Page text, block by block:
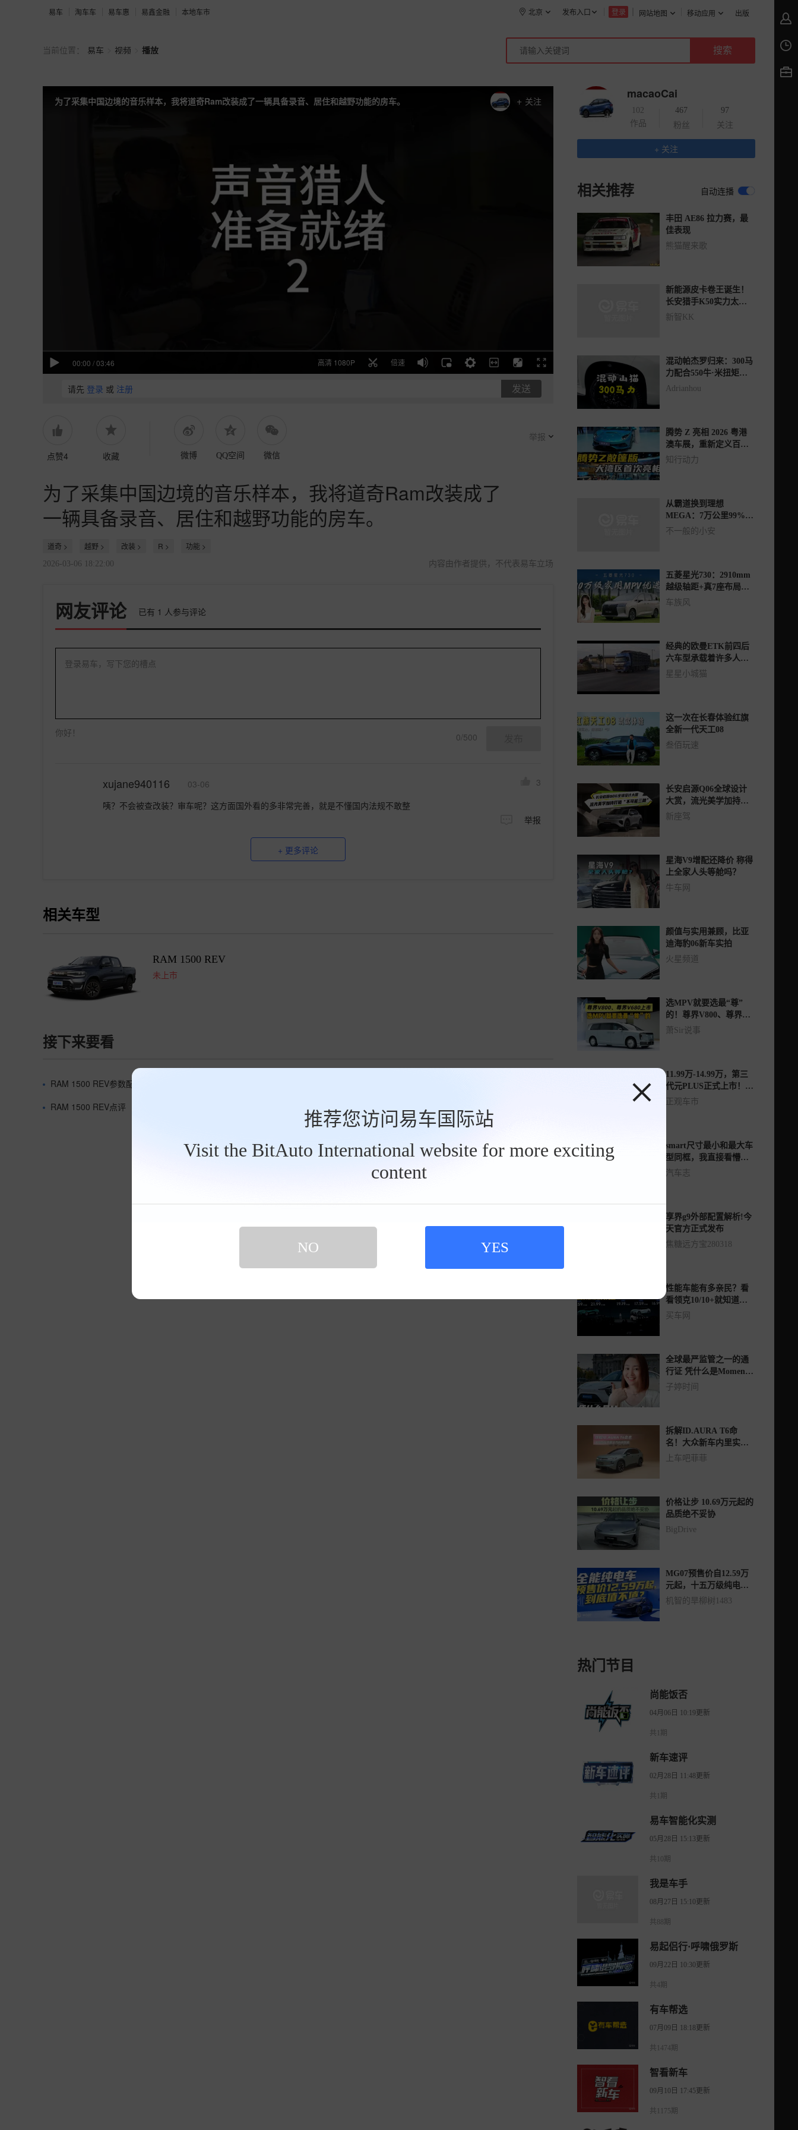
易车 淘车车 易车惠 易鑫金融 本地车市 网站地图 移动应用 出版
登录
发布入口
北京
推荐您访问易车国际站
Visit the BitAuto International website for more exciting
content
NO YES
当前位置： 易车 视频 播放
为了采集中国边境的音乐样本，我将道奇Ram改装成了一辆具备录音、居住和越野功能的房车。 + 关注
00:00 /03:46 高清 1080P 倍速
请先 登录 或 注册 发送
点赞4 收藏 微博 QQ空间 微信
举报
为了采集中国边境的音乐样本，我将道奇Ram改装成了
一辆具备录音、居住和越野功能的房车。
道奇 > 越野 > 改装 > R > 功能 >
2026-03-06 18:22:00 内容由作者提供，不代表易车立场
网友评论 已有 1 人参与评论
登录易车，写下您的槽点
你好！ 0/500
xujane940116 03-06
3
咦？不会被查改装？审车呢？这方面国外看的多非常完善，就是不懂国内法规不敢整
举报
+ 更多评论
相关车型
RAM 1500 REV
未上市
接下来要看
RAM 1500 REV参数配置
RAM 1500 REV点评
RAM 1500 REV降价 RAM 1500 REV裸车价
macaoCai
102
作品
467
粉丝
97
关注
+ 关注
相关推荐 自动连播
丰田 AE86 拉力赛，最
佳表现
熊猫醒来歌
新能源皮卡卷王诞生！
长安猎手K50实力太顶
了
新智KK
混动帕杰罗归来：300马
力配合550牛·米扭矩重
塑硬派越野传奇
Adrianhou
腾势 Z 亮相 2026 粤港
澳车展，重新定义百万
级超跑标准
知行动力
从霸道换到理想
MEGA：7万公里99%用
智驾，油车车主真不想
不一般的小安
五菱星光730：2910mm
越级轴距+真7座布局，
10万级家用MPV优选？
车族风
经典的欧曼ETK前四后
六车型承载着许多人的
回忆。
星星小城猫
这一次在长春体验红旗
全新一代天工08
叁佰玩速
长安启源Q06全球设计
大赏，流光美学加持打
破“不可能三角”
新座驾
星海V9增配还降价 称得
上全家人头等舱吗？
牛车网
颜值与实用兼顾，比亚
迪海豹06新车实拍
火星频道
选MPV就要选最“尊”
的！尊界V800、尊界
V680上市
萧Sir说事
11.99万-14.99万，第三
代元PLUS正式上市！刷
新A级SUV新标杆
正观车市
smart尺寸最小和最大车
型同框，我直接看懵
了！
汽车志
享界g9外部配置解析!今
天官方正式发布
焦糖远方宝280318
性能车能有多亲民？看
看领克10/10+就知道
了，限时16.99万元起
买车网
全球最严监管之一的通
行证 凭什么是Momenta
第一个拿到？
子婷时间
拆解ID.AURA T6命
名！大众新车内里实力
远超颜值
上车吧菲菲
价格让步 10.69万元起的
品质绝不妥协
BigDrive
MG07预售价自12.59万
元起，十五万级纯电车
的行业标准再度革新
机智的旱柳树1483
热门节目
尚能饭否
04月06日 10:19更新
共1期
新车速评
02月28日 11:48更新
共1期
易车智能化实测
05月28日 15:13更新
共10期
我是车手
08月27日 15:10更新
共88期
易起侣行·呼啸俄罗斯
09月22日 10:30更新
共4期
有车帮选
07月09日 18:18更新
共1474期
智看新车
09月10日 17:45更新
共1175期